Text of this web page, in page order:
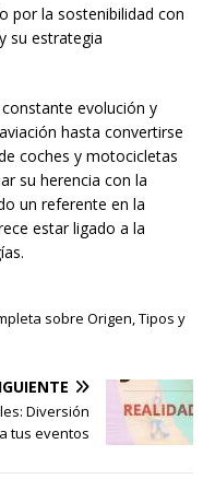
por la sostenibilidad con
su estrategia
evolución y
hasta convertirse
coches y motocicletas
su herencia con la
un referente en la
estar ligado a la
sobre Origen, Tipos y
Diversión
tus eventos